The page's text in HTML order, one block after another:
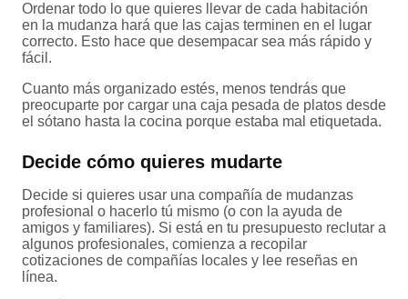
Ordenar todo lo que quieres llevar de cada habitación
en la mudanza hará que las cajas terminen en el lugar
correcto. Esto hace que desempacar sea más rápido y
fácil.
Cuanto más organizado estés, menos tendrás que
preocuparte por cargar una caja pesada de platos desde
el sótano hasta la cocina porque estaba mal etiquetada.
Decide cómo quieres mudarte
Decide si quieres usar una compañía de mudanzas
profesional o hacerlo tú mismo (o con la ayuda de
amigos y familiares). Si está en tu presupuesto reclutar a
algunos profesionales, comienza a recopilar
cotizaciones de compañías locales y lee reseñas en
línea.